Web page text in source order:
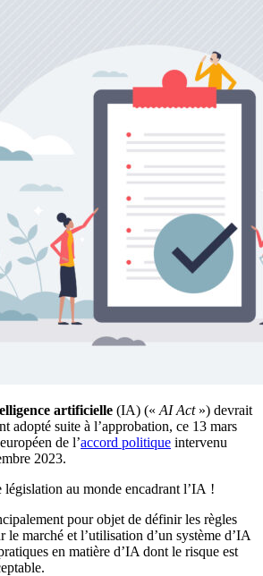
artificielle (IA) (« AI Act») devrait
adopté suite à l’approbation, ce 13 mars
de l’accord politique intervenu
2023.
législation au monde encadrant l’IA !
pour objet de définir les règles
le marché et l’utilisation d’un système d’IA
en matière d’IA dont le risque est